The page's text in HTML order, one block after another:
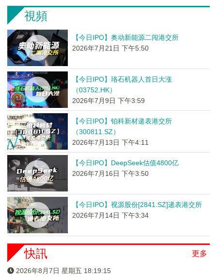
視頻
【今日IPO】奥动新能源二闯港交所
2026年7月21日 下午5:50
【今日IPO】珞石机器人首日大涨
（03752.HK）
2026年7月9日 下午3:59
【今日IPO】铂科新材递表港交所
（300811.SZ）
2026年7月13日 下午4:11
【今日IPO】DeepSeek估值4800亿
2026年7月16日 下午3:50
【今日IPO】视源股份[2841.SZ]递表港交所
2026年7月14日 下午3:34
更多
快訊
2026年8月7日 星期五 18:19:15